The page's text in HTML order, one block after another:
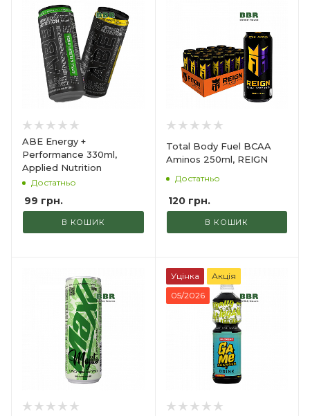
ABE Energy +
Performance 330ml,
Applied Nutrition
Достатньо
99 грн.
В КОШИК
Total Body Fuel BCAA
Aminos 250ml, REIGN
Достатньо
120грн.
В КОШИК
Уцінка
Акція
05/2026